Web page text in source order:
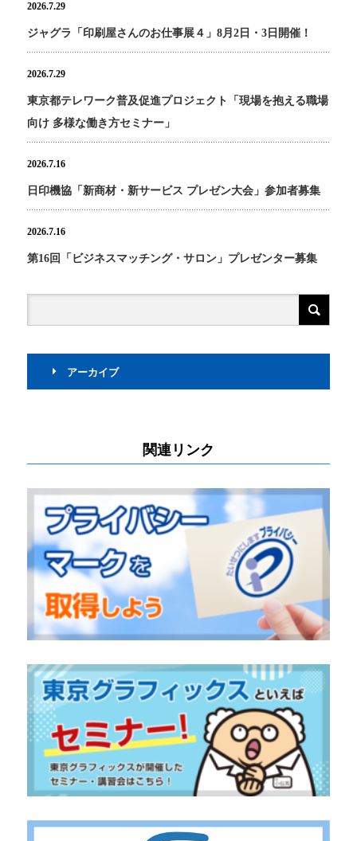
2026.7.29
ジャグラ「印刷屋さんのお仕事展４」8月2日・3日開催！
2026.7.29
東京都テレワーク普及促進プロジェクト「現場を抱える職場
向け 多様な働き方セミナー」
2026.7.16
日印機協「新商材・新サービス プレゼン大会」参加者募集
2026.7.16
第16回「ビジネスマッチング・サロン」プレゼンター募集
アーカイブ
関連リンク